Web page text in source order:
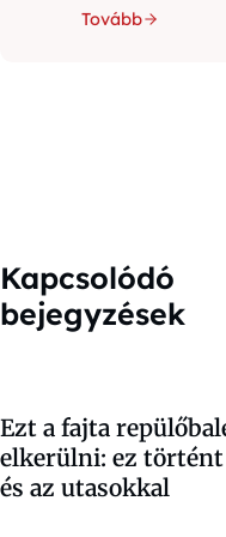
Tovább
Kapcsolódó
bejegyzések
Ezt a fajta
elkerülni: ez
és az utasokkal